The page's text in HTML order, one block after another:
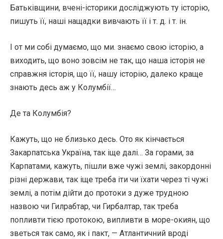
Батьківщини, вчені-історики досліджують ту історію,
пишуть її, наші нащадки вивчають її і т. д. і т. ін.
І от ми собі думаємо, що ми. знаємо свою історію, а
виходить, що воно зовсім не так, що наша історія не
справжня історія, що її, нашу історію, далеко краще
знають десь аж у Колумбії…
Де та Колумбія?
Кажуть, що не близько десь. Ото як кінчається
Закарпатська Україна, так іще далі… За горами, за
Карпатами, кажуть, пішли вже чужі землі, закордонні
різні держави, так іще треба іти чи їхати через ті чужі
землі, а потім дійти до протоки з дуже трудною
назвою чи Гилрабтар, чи Гирбалтар, так треба
попливти тією протокою, випливти в море-окиян, що
зветься так само, як і пакт, — Атлантичний вроді